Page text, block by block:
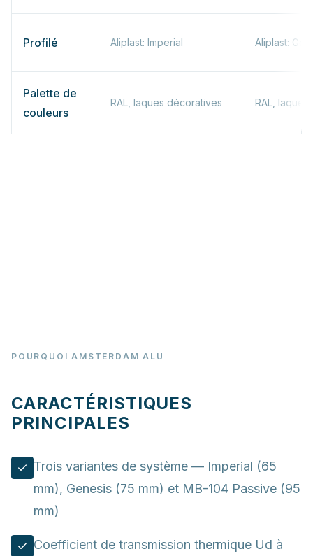
Profilé Aliplast: Imperial Aliplast:
Palette de
couleurs
RAL, laques décoratives RAL,
POURQUOI AMSTERDAM ALU
CARACTÉRISTIQUES
PRINCIPALES
Trois variantes de système — Imperial (65
mm), Genesis (75 mm) et MB-104 Passive (95
mm)
Coefficient de transmission thermique Ud à